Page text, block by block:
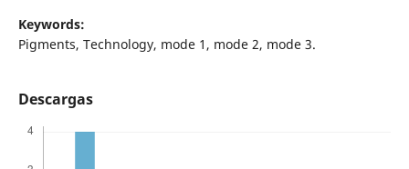
Keywords:
Pigments, Technology, mode 1, mode 2, mode 3.
Descargas